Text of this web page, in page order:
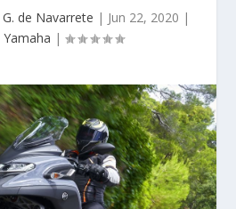
de Navarrete | Jun 22, 2020 |
Yamaha |